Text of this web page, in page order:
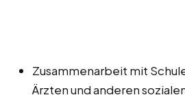
Zusammenarbeit mit
Ärzten und anderen